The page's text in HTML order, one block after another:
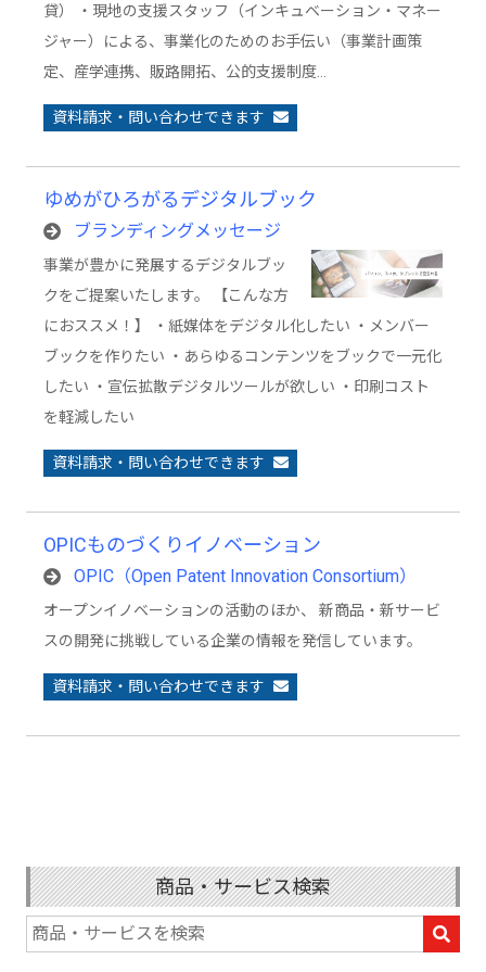
貸） ・現地の支援スタッフ（インキュベーション・マネー
ジャー）による、事業化のためのお手伝い（事業計画策
定、産学連携、販路開拓、公的支援制度…
資料請求・問い合わせできます
ゆめがひろがるデジタルブック
ブランディングメッセージ
事業が豊かに発展するデジタルブッ
クをご提案いたします。 【こんな方
におススメ！】 ・紙媒体をデジタル化したい ・メンバー
ブックを作りたい ・あらゆるコンテンツをブックで一元化
したい ・宣伝拡散デジタルツールが欲しい ・印刷コスト
を軽減したい
資料請求・問い合わせできます
OPICものづくりイノベーション
OPIC（Open Patent Innovation Consortium）
オープンイノベーションの活動のほか、 新商品・新サービ
スの開発に挑戦している企業の情報を発信しています。
資料請求・問い合わせできます
商品・サービス検索